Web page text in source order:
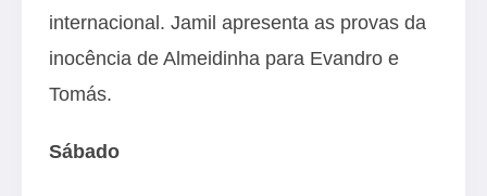
internacional. Jamil apresenta as provas da
inocência de Almeidinha para Evandro e
Tomás.
Sábado